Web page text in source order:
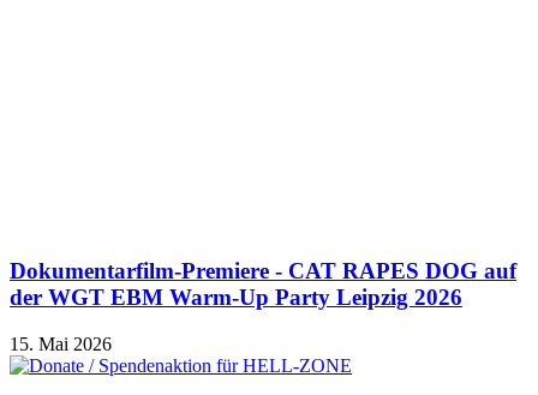
Dokumentarfilm-Premiere - CAT RAPES DOG auf
der WGT EBM Warm-Up Party Leipzig 2026
15. Mai 2026